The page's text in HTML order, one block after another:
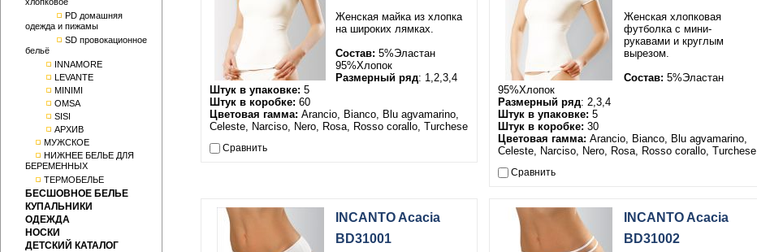
хлопковое
PD домашняя
одежда и пижамы
SD провокационное
бельё
INNAMORE
LEVANTE
MINIMI
OMSA
SISI
АРХИВ
МУЖСКОЕ
НИЖНЕЕ БЕЛЬЕ ДЛЯ
БЕРЕМЕННЫХ
ТЕРМОБЕЛЬЕ
БЕСШОВНОЕ БЕЛЬЕ
КУПАЛЬНИКИ
ОДЕЖДА
НОСКИ
ДЕТСКИЙ КАТАЛОГ
Женская майка из хлопка
на широких лямках.
Состав: 5%Эластан
95%Хлопок
Размерный ряд: 1,2,3,4
Штук в упаковке: 5
Штук в коробке: 60
Цветовая гамма: Arancio, Bianco, Blu agvamarino,
Celeste, Narciso, Nero, Rosa, Rosso corallo, Turchese
Сравнить
Женская хлопковая
футболка с мини-
рукавами и круглым
вырезом.
Состав: 5%Эластан
95%Хлопок
Размерный ряд: 2,3,4
Штук в упаковке: 5
Штук в коробке: 30
Цветовая гамма: Arancio, Bianco, Blu agvamarino,
Celeste, Narciso, Nero, Rosa, Rosso corallo, Turchese
Сравнить
INCANTO Acacia
BD31001
INCANTO Acacia
BD31002